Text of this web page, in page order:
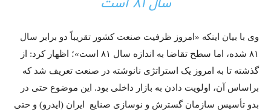
سال ۸۱ است
وی با بیان اینکه «امروز ظرفیت صنعت کشور تقریباً دو برابر سال
۸۱ شده، اما سطح تقاضا به اندازه سال ۸۱ است»؛ اظهار کرد: از
گذشته تا به امروز یک استراتژی نانوشته در صنعت تعریف شد که
براساس آن، اولویت دادن به بازار داخلی بود. این موضوع حتی در
بدو تأسیس سازمان گسترش و نوسازی صنایع ایران (ایدرو) و حتی